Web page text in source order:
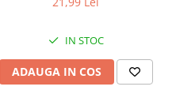
IN STOC
ADAUGA IN COS